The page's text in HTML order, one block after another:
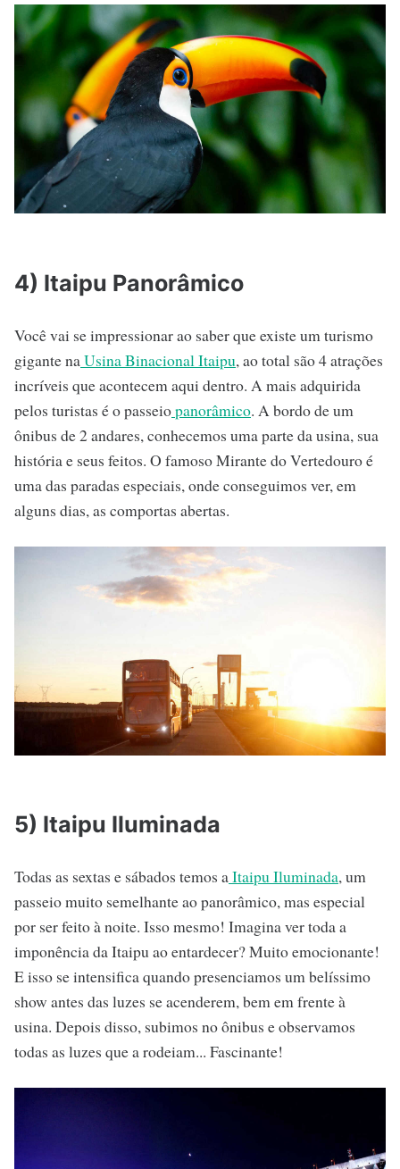
4) Itaipu Panorâmico
Você vai se impressionar ao saber que existe um turismo
gigante naUsina Binacional Itaipu, ao total são 4 atrações
incríveis que acontecem aqui dentro. A mais adquirida
pelos turistas é o passeiopanorâmico. A bordo de um
ônibus de 2 andares, conhecemos uma parte da usina, sua
história e seus feitos. O famoso Mirante do Vertedouro é
uma das paradas especiais, onde conseguimos ver, em
alguns dias, as comportas abertas.
5) Itaipu Iluminada
Todas as sextas e sábados temos aItaipu Iluminada, um
passeio muito semelhante ao panorâmico, mas especial
por ser feito à noite. Isso mesmo! Imagina ver toda a
imponência da Itaipu ao entardecer? Muito emocionante!
E isso se intensifica quando presenciamos um belíssimo
show antes das luzes se acenderem, bem em frente à
usina. Depois disso, subimos no ônibus e observamos
todas as luzes que a rodeiam... Fascinante!